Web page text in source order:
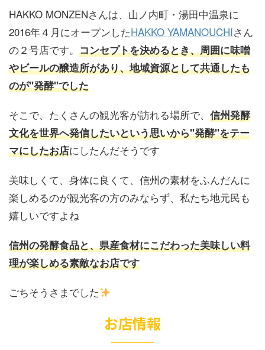
HAKKO MONZENさんは、山ノ内町・湯田中温泉に
2016年４月にオープンしたHAKKO YAMANOUCHIさん
の２号店です。 コンセプトを決めるとき、周囲に味噌
やビールの醸造所があり、地域資源として共通したも
のが"発酵"でした
そこで、たくさんの観光客が訪れる場所で、 信州発酵
文化を世界へ発信したいという思いから"発酵"をテー
マにしたお店にしたんだそうです
美味しくて、身体に良くて、信州の素材をふんだんに
楽しめるのが観光客の方のみならず、私たち地元民も
嬉しいですよね
信州の発酵食品と、県産食材にこだわった美味しい料
理が楽しめる素敵なお店です
ごちそうさまでした
お店情報